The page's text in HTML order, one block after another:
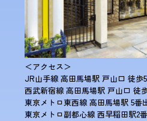
＜アクセス＞
JR山手線 高田馬場駅 戸山口 徒歩
西武新宿線 高田馬場駅 戸山口 徒
東京メトロ東西線 高田馬場駅 5番
東京メトロ副都心線 西早稲田駅2